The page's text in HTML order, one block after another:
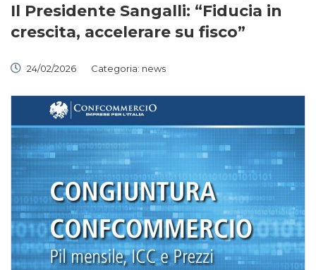
Il Presidente Sangalli: “Fiducia in
crescita, accelerare su fisco”
24/02/2026 Categoria: news